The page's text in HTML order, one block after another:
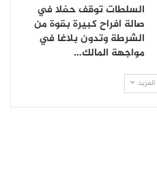
السلطات توقف حفلا في
صالة افراح كبيرة بقوة من
الشرطة وتدون بلاغا في
مواجهة المالك…